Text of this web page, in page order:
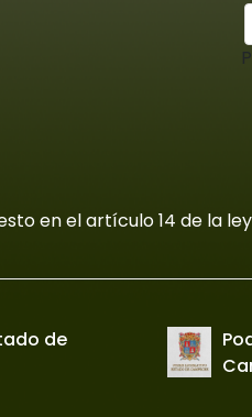
en el artículo 14 de la
de